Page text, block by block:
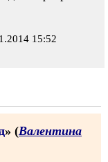
15:52
» (Валентина